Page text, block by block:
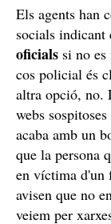
Els agents han
socials indicant
oficials si no
cos policial és
altra opció, no.
webs
acaba amb un
que la persona
en víctima d'un
avisen que no
veiem per